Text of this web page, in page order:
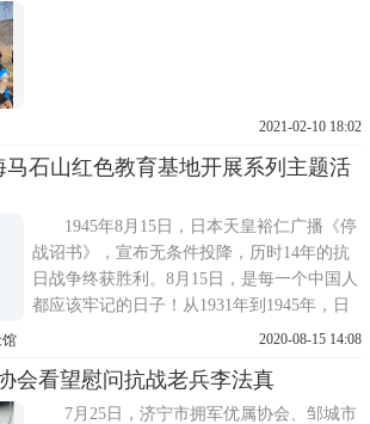
2021-02-10 18:02
马石山红色教育基地开展系列主题活
1945年8月15日，日本天皇裕仁广播《停
战诏书》，宣布无条件投降，历时14年的抗
日战争终获胜利。8月15日，是每一个中国人
都应该牢记的日子！从1931年到1945年，日
本侵略者的铁蹄践踏华夏大地，不甘屈辱的
权和领土完整，奏响了一曲气壮山河的抗战
凯歌！铭记历史，不忘耻辱，纪念胜利，以
2020-08-15 14:08
会看望慰问抗战老兵李法真
7月25日，济宁市拥军优属协会、邹城市